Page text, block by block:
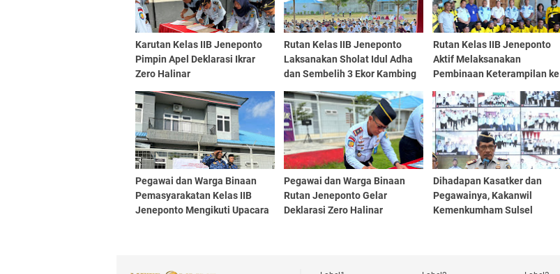
Karutan Kelas IIB Jeneponto
Pimpin Apel Deklarasi Ikrar
Zero Halinar
Rutan Kelas IIB Jeneponto
Laksanakan Sholat Idul Adha
dan Sembelih 3 Ekor Kambing
Rutan Kelas IIB Jeneponto
Aktif Melaksanakan
Pembinaan Keterampilan ke
Pegawai dan Warga Binaan
Pemasyarakatan Kelas IIB
Jeneponto Mengikuti Upacara
Pegawai dan Warga Binaan
Rutan Jeneponto Gelar
Deklarasi Zero Halinar
Dihadapan Kasatker dan
Pegawainya, Kakanwil
Kemenkumham Sulsel